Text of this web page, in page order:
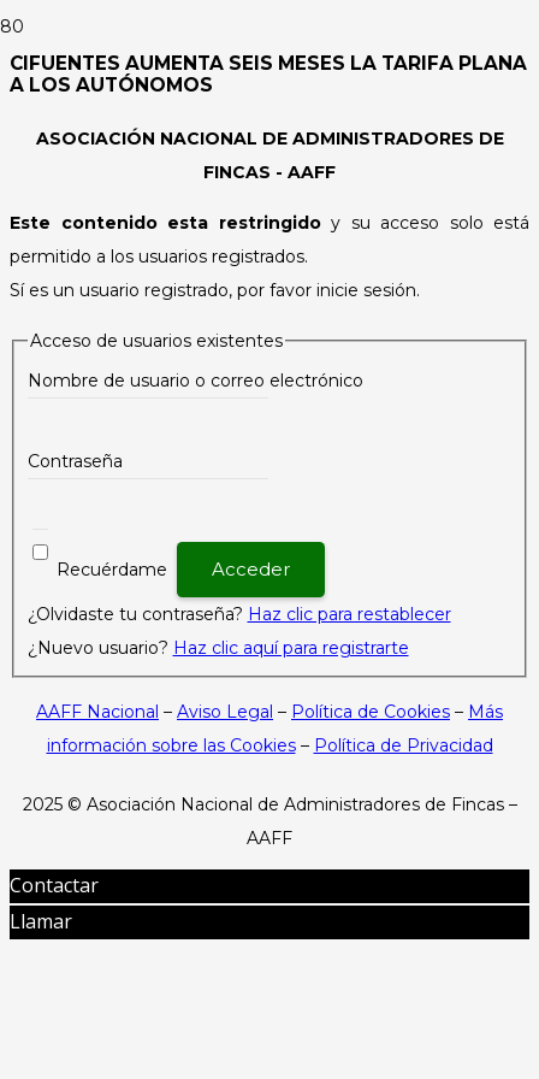
CIFUENTES AUMENTA SEIS MESES LA TARIFA PLANA
A LOS AUTÓNOMOS
ASOCIACIÓN NACIONAL DE ADMINISTRADORES DE
FINCAS - AAFF
Este contenido esta restringidoy su acceso solo está
permitido a los usuarios registrados.
Sí es un usuario registrado, por favor inicie sesión.
Acceso de usuarios existentes
Nombre de usuario o correo electrónico
Contraseña
Recuérdame
¿Olvidaste tu contraseña? Haz clic para restablecer
¿Nuevo usuario? Haz clic aquí para registrarte
AAFF Nacional – Aviso Legal – Política de Cookies – Más
información sobre las Cookies– Política de Privacidad
2025 © Asociación Nacional de Administradores de Fincas –
AAFF
Contactar
Llamar